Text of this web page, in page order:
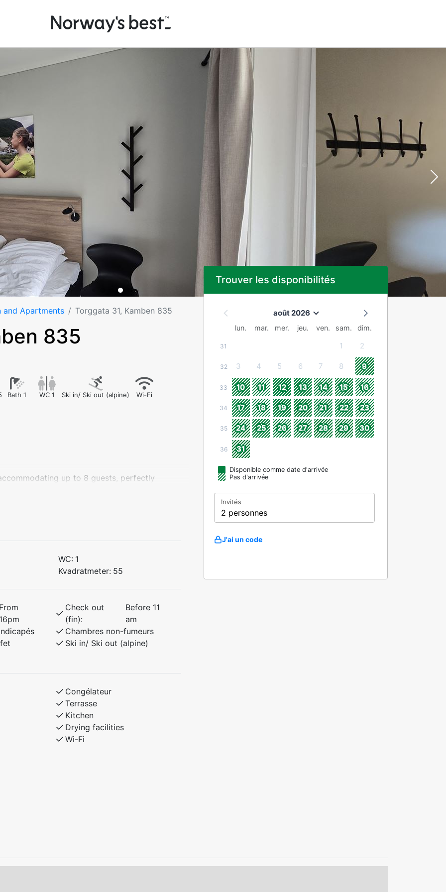
and Apartments Torggata 31, Kamben 835
835
Bath 1 WC 1 Ski in/ Ski out (alpine) Wi-Fi
up to 8 guests, perfectly
year-round activities.
/ 90 cm upper)
looking to explore beautiful
and great hiking in summer.
WC: 1
Kvadratmeter: 55
From
16pm
Check out
(fin):
Before 11
am
Chambres non-fumeurs
Ski in/ Ski out (alpine)
Congélateur
Terrasse
Kitchen
Drying facilities
Wi-Fi
Trouver les disponibilités
août 2026
lun. mar. mer. jeu. ven. sam. dim.
31 1 2
32 3 4 5 6 7 8 9
33 10 11 12 13 14 15 16
34 17 18 19 20 21 22 23
35 24 25 26 27 28 29 30
36 31
Disponible comme date d'arrivée
Pas d'arrivée
Invités
2 personnes
J'ai un code